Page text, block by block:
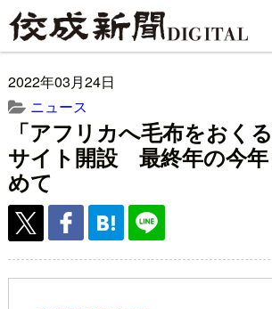
2022年03月24日
ニュース
「アフリカへ毛布をおく
サイト開設 最終年の今
めて